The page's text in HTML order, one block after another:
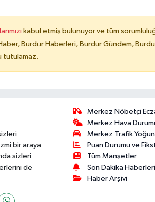
kabul etmiş bulunuyor ve tüm
Burdur Haberleri, Burdur Gündem,
tutulamaz.
bir araya
sizleri
de
Merkez Nöbetçi
Merkez Hava
Merkez Trafik
Puan Durumu ve
Tüm Manşetler
Son Dakika Haberleri
Haber Arşivi